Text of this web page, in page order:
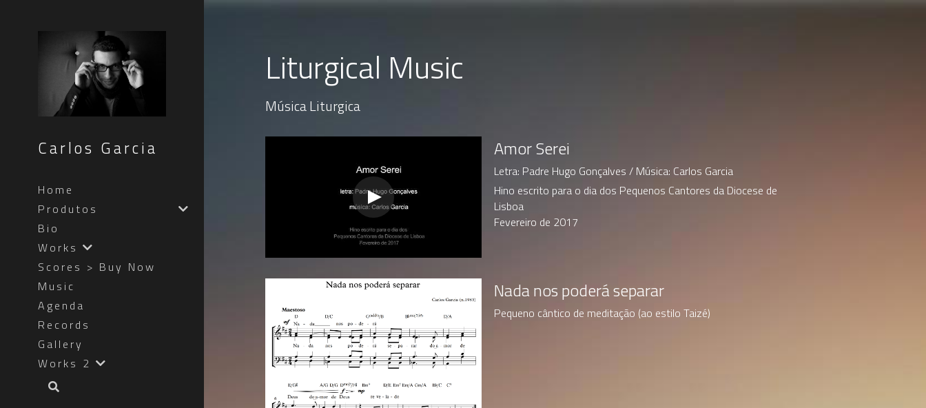
Carlos Garcia
Home
Produtos
Bio
Works
Scores > Buy Now
Music
Agenda
Records
Gallery
Works 2
Liturgical Music
Música Liturgica
Amor Serei
Letra: Padre Hugo Gonçalves / Música: Carlos Garcia
Hino escrito para o dia dos Pequenos Cantores da Diocese de
Lisboa
Fevereiro de 2017
Nada nos poderá separar
Pequeno cântico de meditação (ao estilo Taizé)